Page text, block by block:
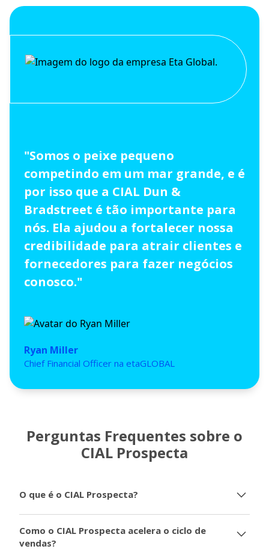
"Somos o peixe pequeno
competindo em um mar grande, e é
por isso que a CIAL Dun &
Bradstreet é tão importante para
nós. Ela ajudou a fortalecer nossa
credibilidade para atrair clientes e
fornecedores para fazer negócios
conosco."
Ryan Miller
Chief Financial Officer na etaGLOBAL
Perguntas Frequentes sobre o
CIAL Prospecta
O que é o CIAL Prospecta?
inteligente e estratégia em vendas, que ajuda
empresas a segmentarem a prospectarem empresas
Como o CIAL Prospecta acelera o ciclo de
vendas?